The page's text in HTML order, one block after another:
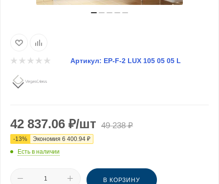
Артикул: EP-F-2 LUX 105 05 05 L
42 837.06 ₽/шт 49 238₽
-13% Экономия 6 400.94 ₽
Есть в наличии
В КОРЗИНУ